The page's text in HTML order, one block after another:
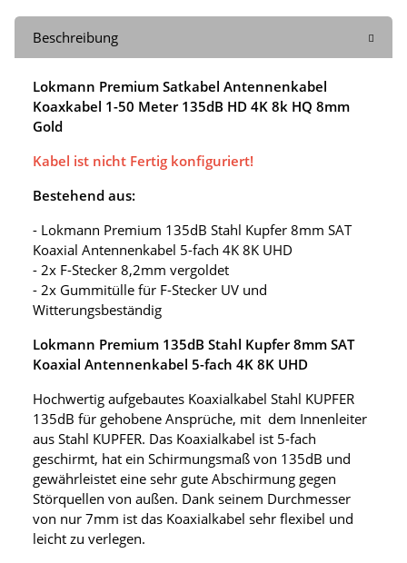
Beschreibung
Lokmann Premium Satkabel Antennenkabel
Koaxkabel 1-50 Meter 135dB HD 4K 8k HQ 8mm
Gold
Kabel ist nicht Fertig konfiguriert!
Bestehend aus:
- Lokmann Premium 135dB Stahl Kupfer 8mm SAT
Koaxial Antennenkabel 5-fach 4K 8K UHD
- 2x F-Stecker 8,2mm vergoldet
- 2x Gummitülle für F-Stecker UV und
Witterungsbeständig
Lokmann Premium 135dB Stahl Kupfer 8mm SAT
Koaxial Antennenkabel 5-fach 4K 8K UHD
Hochwertig aufgebautes Koaxialkabel Stahl KUPFER
135dB für gehobene Ansprüche, mit dem Innenleiter
aus Stahl KUPFER. Das Koaxialkabel ist 5-fach
geschirmt, hat ein Schirmungsmaß von 135dB und
gewährleistet eine sehr gute Abschirmung gegen
Störquellen von außen. Dank seinem Durchmesser
von nur 7mm ist das Koaxialkabel sehr flexibel und
leicht zu verlegen.